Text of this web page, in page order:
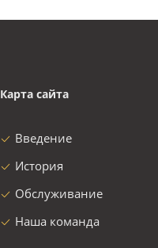
Карта сайта
Введение
История
Обслуживание
Наша команда